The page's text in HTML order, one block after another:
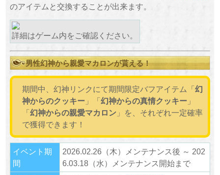
のアイテムと交換することが出来ます。
詳細はゲーム内をご確認ください。
男性幻神から親愛マカロンが貰える！
期間中、幻神リンクにて期間限定バフアイテム「幻
神からのクッキー」「幻神からの真情クッキー」
「幻神からの親愛マカロン 」を、それぞれ一定確率
で獲得できます！
イベント期
間
2026.02.26（木）メンテナンス後 ～ 202
6.03.18（水）メンテナンス開始まで